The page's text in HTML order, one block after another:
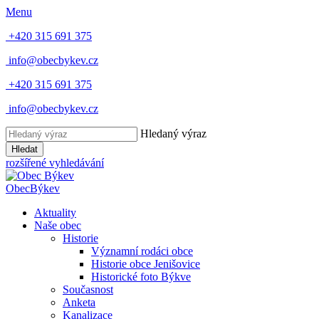
Menu
+420 315 691 375
info@obecbykev.cz
+420 315 691 375
info@obecbykev.cz
Hledaný výraz
Hledat
rozšířené vyhledávání
ObecBýkev
Aktuality
Naše obec
Historie
Významní rodáci obce
Historie obce Jenišovice
Historické foto Býkve
Současnost
Anketa
Kanalizace